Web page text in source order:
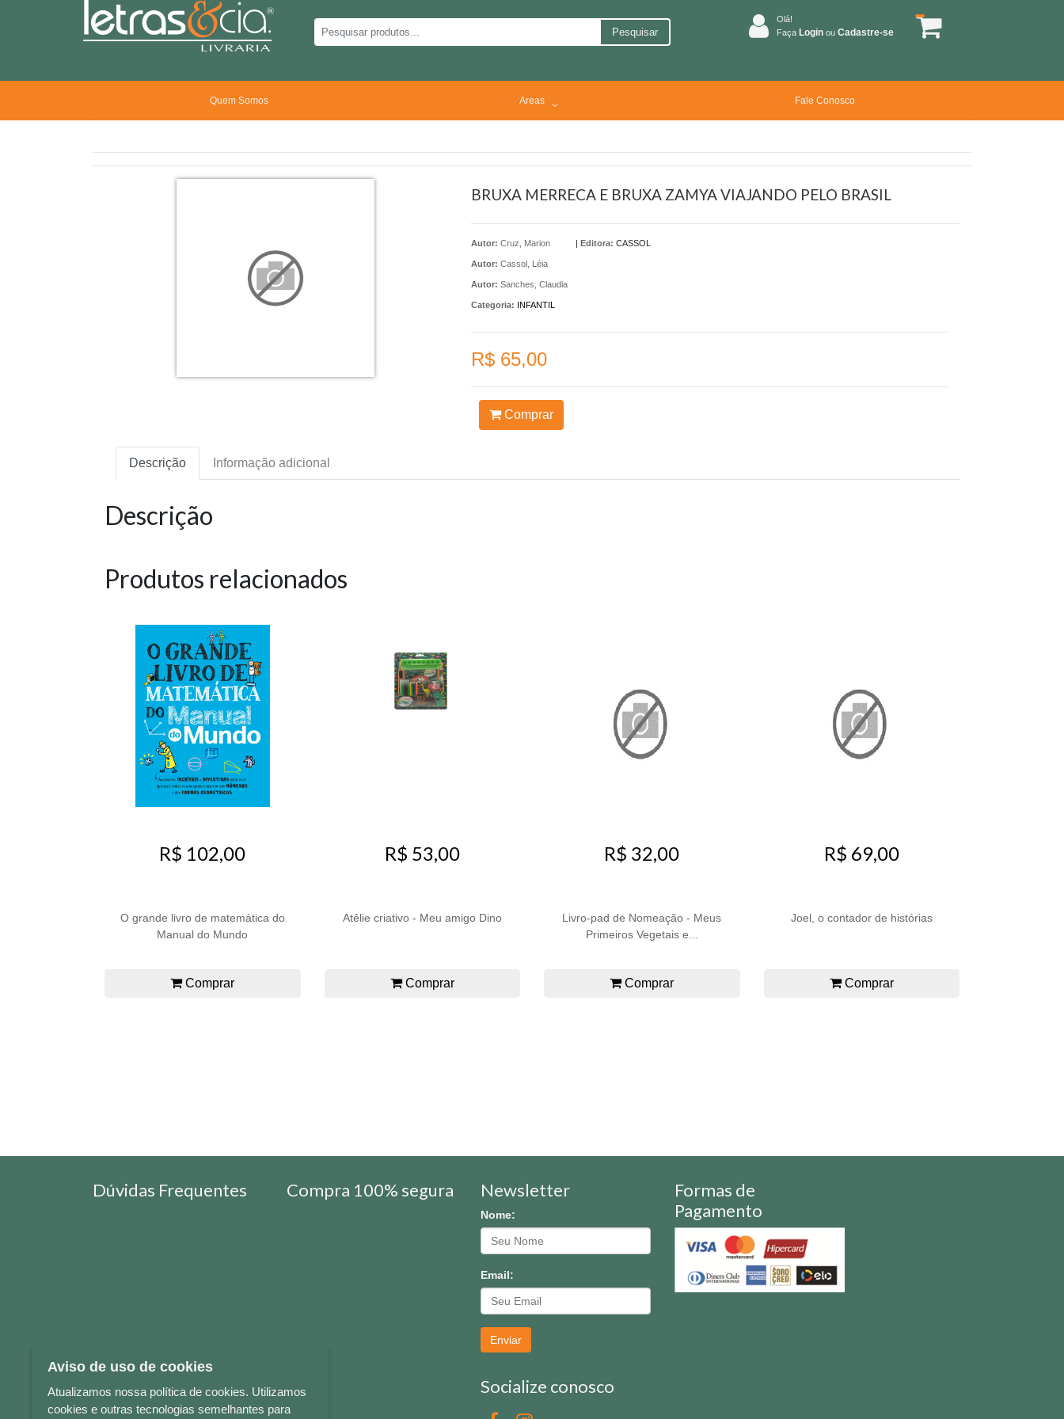
Pesquisar
Olá!
Faça Login ou Cadastre-se
Quem Somos Areas Fale Conosco
BRUXA MERRECA E BRUXA ZAMYA VIAJANDO PELO BRASIL
Autor: Cruz, Marion
Autor: Cassol, Léia
Autor: Sanches, Claudia
| Editora: CASSOL
Categoria: INFANTIL
R$ 65,00
Comprar
Descrição Informação adicional
Descrição
Produtos relacionados
R$ 102,00
O grande livro de matemática do
Manual do Mundo
Comprar
R$ 53,00
Atêlie criativo - Meu amigo Dino
Comprar
R$ 32,00
Livro-pad de Nomeação - Meus
Primeiros Vegetais e...
Comprar
R$ 69,00
Joel, o contador de histórias
Comprar
Dúvidas Frequentes Compra 100% segura Newsletter
Nome:
Email:
Enviar
Socialize conosco
Formas de
Pagamento
Aviso de uso de cookies
Atualizamos nossa política de cookies. Utilizamos
cookies e outras tecnologias semelhantes para